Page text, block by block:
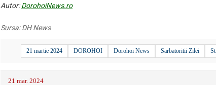
Autor:DorohoiNews.ro
Sursa:DH News
21 martie 2024 DOROHOI Dorohoi News Sarbatoritii Zilei
21 mar. 2024